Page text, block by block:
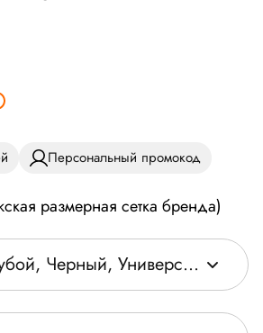
Персональный промокод
размерная сетка бренда)
Белый, Фото Голубой, Черный, Университетский красный